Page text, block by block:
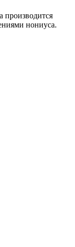
производится
нониуса.